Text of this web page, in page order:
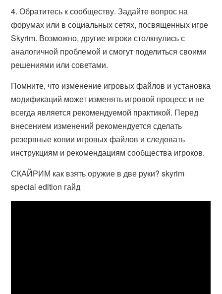
4. Обратитесь к сообществу. Задайте вопрос на
форумах или в социальных сетях, посвященных игре
Skyrim. Возможно, другие игроки столкнулись с
аналогичной проблемой и смогут поделиться своими
решениями или советами.
Помните, что изменение игровых файлов и установка
модификаций может изменять игровой процесс и не
всегда является рекомендуемой практикой. Перед
внесением изменений рекомендуется сделать
резервные копии игровых файлов и следовать
инструкциям и рекомендациям сообщества игроков.
СКАЙРИМ как взять оружие в две руки? skyrim
special edition гайд